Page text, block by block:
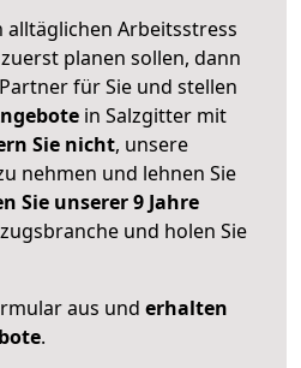
alltäglichen Arbeitsstress
planen sollen, dann
für Sie und stellen
in Salzgitter mit
Sie nicht, unsere
nehmen und lehnen Sie
Sie unserer 9 Jahre
und holen Sie
aus und erhalten
.